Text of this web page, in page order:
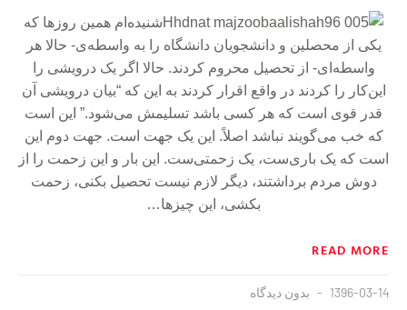
شنیده‌ام همین روزها که
یکی از محصلین و دانشجویان دانشگاه را به واسطه‌ی- حالا هر
واسطه‌ای- از تحصیل محروم کردند. حالا اگر یک درویشی را
این‌کار را کردند در واقع اقرار کردند به این که “بیان درویشی آن
قدر قوی است که هر کسی باشد تسلیمش می‌شود.” این است
که خب می‌گویند نباشد اصلاً. این یک جهت است. جهت دوم این
است که یک باری‌ست، یک زحمتی‌ست. این بار و این زحمت را از
دوش مردم برداشتند، دیگر لازم نیست تحصیل بکنی، زحمت
بکشی، این چیزها…
READ MORE
1396-03-14 بدون دیدگاه